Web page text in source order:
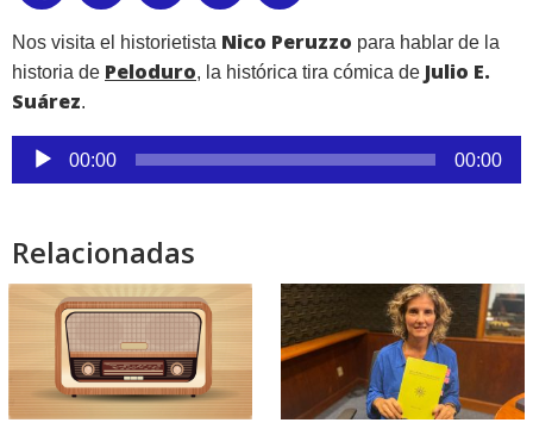
Link
Nos visita el historietista Nico Peruzzo para hablar de la
historia de Peloduro, la histórica tira cómica de Julio E.
Suárez.
Reproductor
de
00:00 00:00
Relacionadas